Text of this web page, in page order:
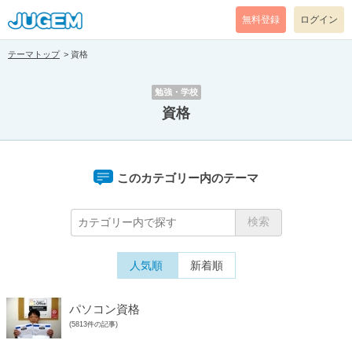
無料登録 ログイン
テーマトップ 資格
勉強・学校
資格
このカテゴリー内のテーマ
人気順 新着順
パソコン資格
(5813件の記事)